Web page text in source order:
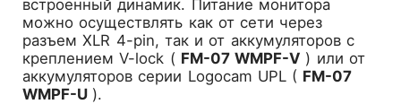
встроенный динамик. Питание монитора
можно осуществлять как от сети через
разъем XLR 4-pin, так и от аккумуляторов с
креплением V-lock ( FM-07 WMPF-V ) или от
аккумуляторов серии Logocam UPL ( FM-07
WMPF-U ).